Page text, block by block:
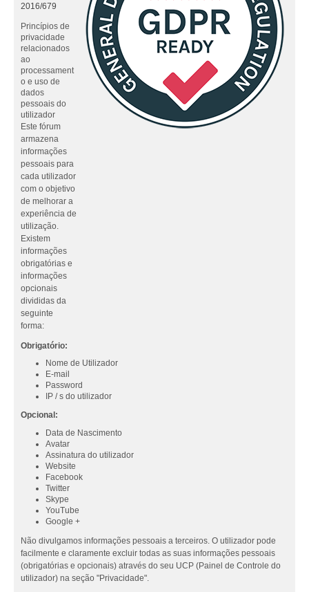
2016/679
Princípios de
privacidade
relacionados
ao
processament
o e uso de
dados
pessoais do
utilizador
Este fórum
armazena
informações
pessoais para
cada utilizador
com o objetivo
de melhorar a
experiência de
utilização.
Existem
informações
obrigatórias e
informações
opcionais
divididas da
seguinte
forma:
Obrigatório:
Nome de Utilizador
E-mail
Password
IP / s do utilizador
Opcional:
Data de Nascimento
Avatar
Assinatura do utilizador
Website
Facebook
Twitter
Skype
YouTube
Google +
Não divulgamos informações pessoais a terceiros. O utilizador pode
facilmente e claramente excluir todas as suas informações pessoais
(obrigatórias e opcionais) através do seu UCP (Painel de Controle do
utilizador) na seção "Privacidade".